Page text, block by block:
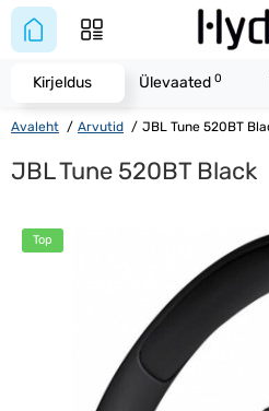
Avaleht Arvutid JBL Tune 520BT
JBL Tune 520BT Black
Top
Kirjeldus Ülevaated 0